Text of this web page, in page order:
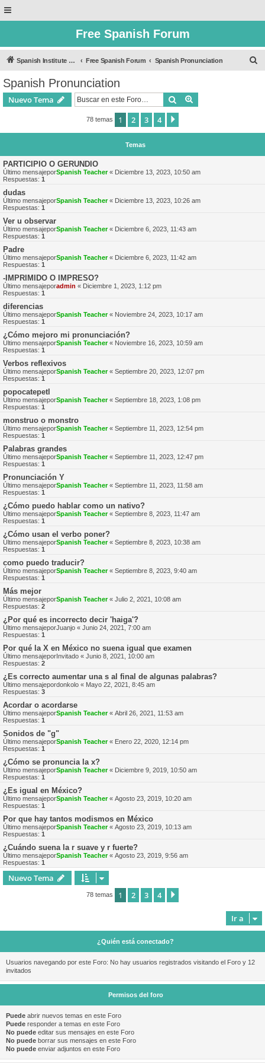
Free Spanish Forum
Spanish Institute of Puebla Free Spanish Forum Spanish Pronunciation
Spanish Pronunciation
Nuevo Tema Buscar
78 temas 1 2 3 4
Temas
PARTICIPIO O GERUNDIO
Último mensajeporSpanish Teacher« Diciembre 13, 2023, 10:50 am
Respuestas: 1
dudas
Último mensajeporSpanish Teacher« Diciembre 13, 2023, 10:26 am
Respuestas: 1
Ver u observar
Último mensajeporSpanish Teacher« Diciembre 6, 2023, 11:43 am
Respuestas: 1
Padre
Último mensajeporSpanish Teacher« Diciembre 6, 2023, 11:42 am
Respuestas: 1
-IMPRIMIDO O IMPRESO?
Último mensajeporadmin « Diciembre 1, 2023, 1:12 pm
Respuestas: 1
diferencias
Último mensajeporSpanish Teacher« Noviembre 24, 2023, 10:17 am
Respuestas: 1
¿Cómo mejoro mi pronunciación?
Último mensajeporSpanish Teacher« Noviembre 16, 2023, 10:59 am
Respuestas: 1
Verbos reflexivos
Último mensajeporSpanish Teacher« Septiembre 20, 2023, 12:07 pm
Respuestas: 1
popocatepetl
Último mensajeporSpanish Teacher« Septiembre 18, 2023, 1:08 pm
Respuestas: 1
monstruo o monstro
Último mensajeporSpanish Teacher« Septiembre 11, 2023, 12:54 pm
Respuestas: 1
Palabras grandes
Último mensajeporSpanish Teacher« Septiembre 11, 2023, 12:47 pm
Respuestas: 1
Pronunciación Y
Último mensajeporSpanish Teacher« Septiembre 11, 2023, 11:58 am
Respuestas: 1
¿Cómo puedo hablar como un nativo?
Último mensajeporSpanish Teacher« Septiembre 8, 2023, 11:47 am
Respuestas: 1
¿Cómo usan el verbo poner?
Último mensajeporSpanish Teacher« Septiembre 8, 2023, 10:38 am
Respuestas: 1
como puedo traducir?
Último mensajeporSpanish Teacher« Septiembre 8, 2023, 9:40 am
Respuestas: 1
Más mejor
Último mensajeporSpanish Teacher« Julio 2, 2021, 10:08 am
Respuestas: 2
¿Por qué es incorrecto decir 'haiga'?
Último mensajeporJuanjo « Junio 24, 2021, 7:00 am
Respuestas: 1
Por qué la X en México no suena igual que examen
Último mensajeporInvitado « Junio 8, 2021, 10:00 am
Respuestas: 2
¿Es correcto aumentar una s al final de algunas palabras?
Último mensajepordonkolo « Mayo 22, 2021, 8:45 am
Respuestas: 3
Acordar o acordarse
Último mensajeporSpanish Teacher« Abril 26, 2021, 11:53 am
Respuestas: 1
Sonidos de "g"
Último mensajeporSpanish Teacher« Enero 22, 2020, 12:14 pm
Respuestas: 1
¿Cómo se pronuncia la x?
Último mensajeporSpanish Teacher« Diciembre 9, 2019, 10:50 am
Respuestas: 1
¿Es igual en México?
Último mensajeporSpanish Teacher« Agosto 23, 2019, 10:20 am
Respuestas: 1
Por que hay tantos modismos en México
Último mensajeporSpanish Teacher« Agosto 23, 2019, 10:13 am
Respuestas: 1
¿Cuándo suena la r suave y r fuerte?
Último mensajeporSpanish Teacher« Agosto 23, 2019, 9:56 am
Respuestas: 1
Nuevo Tema
78 temas 1 2 3 4
Ir a
¿Quién está conectado?
Usuarios navegando por este Foro: No hay usuarios registrados visitando el Foro y 12
invitados
Permisos del foro
Puede abrir nuevos temas en este Foro
Puede responder a temas en este Foro
No puede editar sus mensajes en este Foro
No puede borrar sus mensajes en este Foro
No puede enviar adjuntos en este Foro